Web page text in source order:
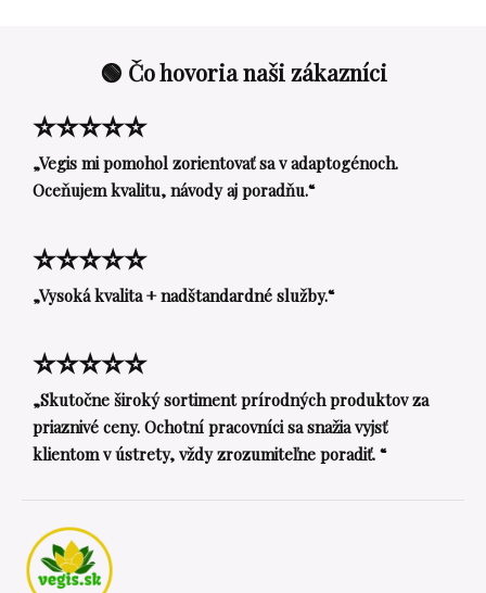
🟢 Čo hovoria naši zákazníci
⭐⭐⭐⭐⭐
„Vegis mi pomohol zorientovať sa v adaptogénoch.
Oceňujem kvalitu, návody aj poradňu.“
⭐⭐⭐⭐⭐
„Vysoká kvalita + nadštandardné služby.“
⭐⭐⭐⭐⭐
„Skutočne široký sortiment prírodných produktov za
priaznivé ceny. Ochotní pracovníci sa snažia vyjsť
klientom v ústrety, vždy zrozumiteľne poradiť. “